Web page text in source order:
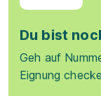
Du bist
Geh auf
Eignung